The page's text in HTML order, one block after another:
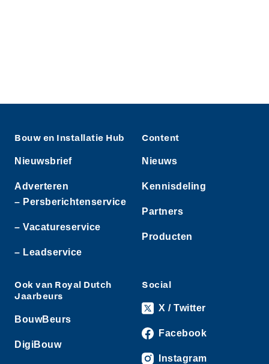
Bouw en Installatie Hub
Nieuwsbrief
Adverteren
– Persberichtenservice
– Vacatureservice
– Leadservice
Content
Nieuws
Kennisdeling
Partners
Producten
Ook van Royal Dutch
Jaarbeurs
BouwBeurs
DigiBouw
Social
X / Twitter
Facebook
Instagram